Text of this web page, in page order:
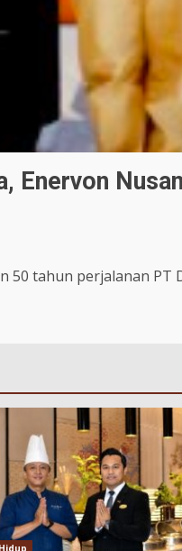
Enervon
50 tahun perjalanan